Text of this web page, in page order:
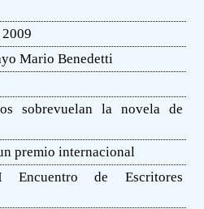
Mario Benedetti
sobrevuelan la novela de
premio internacional
de Escritores